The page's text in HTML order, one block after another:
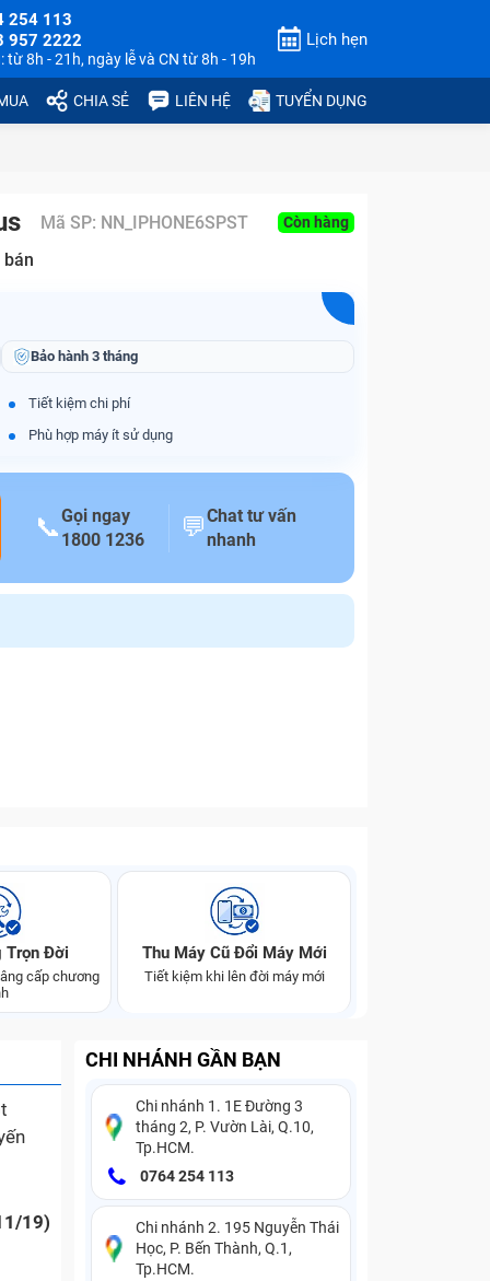
254 113
957 2222
từ 8h - 21h, ngày lễ và CN từ 8h - 19h
Lịch hẹn
CHIA SẺ LIÊN HỆ TUYỂN DỤNG
Mã SP: NN_IPHONE6SPST Còn hàng
Bảo hành 3 tháng
Tiết kiệm chi phí
Phù hợp máy ít sử dụng
📞Gọi ngay
1800 1236
💬Chat tư vấn
nhanh
Trọn Đời
cấp chương
Thu Máy Cũ Đổi Máy Mới
Tiết kiệm khi lên đời máy mới
19)
CHI NHÁNH GẦN BẠN
Chi nhánh 1. 1E Đường 3
tháng 2, P. Vườn Lài, Q.10,
Tp.HCM.
0764 254 113
Chi nhánh 2. 195 Nguyễn Thái
Học, P. Bến Thành, Q.1,
Tp.HCM.